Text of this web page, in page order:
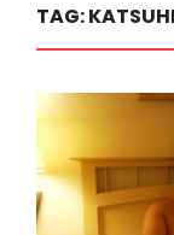
TAG: